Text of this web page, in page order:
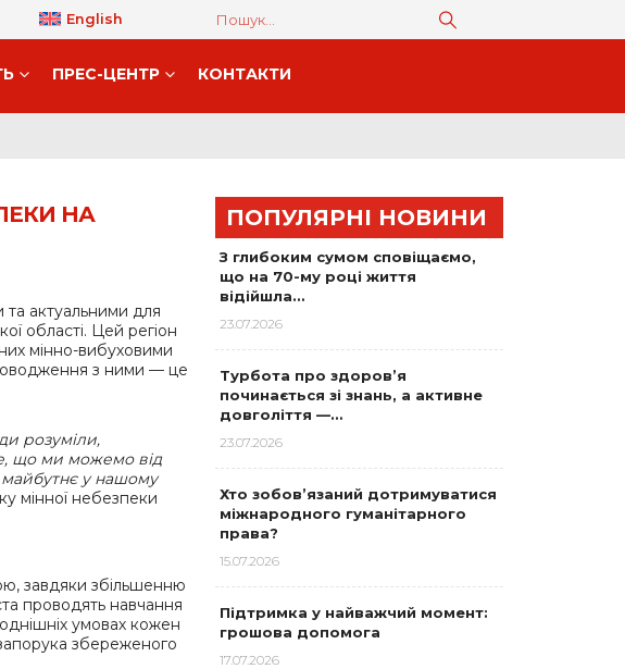
English
ПРЕС-ЦЕНТР КОНТАКТИ
НА
актуальними для
області. Цей регіон
мінно-вибуховими
з ними — це
розуміли,
що ми можемо від
майбутнє у нашому
мінної небезпеки
завдяки збільшенню
проводять навчання
умовах кожен
збереженого
ПОПУЛЯРНІ НОВИНИ
З глибоким сумом сповіщаємо,
що на 70-му році життя
відійшла…
23.07.2026
Турбота про здоров’я
починається зі знань, а активне
довголіття —…
23.07.2026
Хто зобов’язаний дотримуватися
міжнародного гуманітарного
права?
15.07.2026
Підтримка у найважчий момент:
грошова допомога
17.07.2026